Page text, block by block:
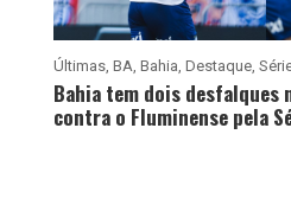
Últimas, BA Bahia Destaque,
Bahia tem dois desfalques
contra o Fluminense pela